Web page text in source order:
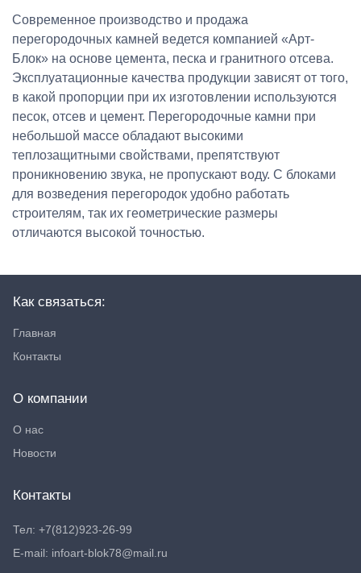
Современное производство и продажа
перегородочных камней ведется компанией «Арт-
Блок» на основе цемента, песка и гранитного отсева.
Эксплуатационные качества продукции зависят от того,
в какой пропорции при их изготовлении используются
песок, отсев и цемент. Перегородочные камни при
небольшой массе обладают высокими
теплозащитными свойствами, препятствуют
проникновению звука, не пропускают воду. С блоками
для возведения перегородок удобно работать
строителям, так их геометрические размеры
отличаются высокой точностью.
Как связаться:
Главная
Контакты
О компании
О нас
Новости
Контакты
Тел: +7(812)923-26-99
E-mail: infoart-blok78@mail.ru